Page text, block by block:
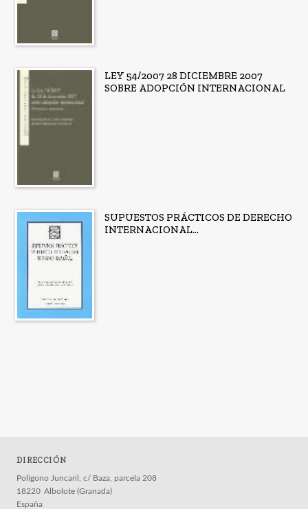
LEY 54/2007 28 DICIEMBRE 2007
SOBRE ADOPCIÓN INTERNACIONAL
SUPUESTOS PRÁCTICOS DE DERECHO
INTERNACIONAL...
DIRECCIÓN
Polígono Juncaril, c/ Baza, parcela 208
18220 Albolote (Granada)
España